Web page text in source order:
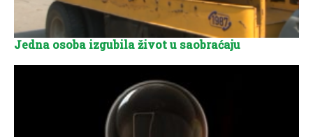
Jedna osoba izgubila život u saobraćaju